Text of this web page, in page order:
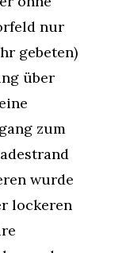
nur
gebeten)
über
zum
wurde
lockeren